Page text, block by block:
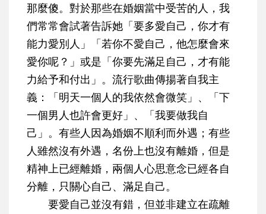
那麼傻。對於那些在婚姻當中受苦的人，我
們常常會試著告訴她「要多愛自己，你才有
能力愛別人」「若你不愛自己，他怎麼會來
愛你呢？」或是「你要先滿足自己，才有能
力給予和付出」。流行歌曲傳揚著自我主
義：「明天一個人的我依然會微笑」、「下
一個男人也許會更好」、「我要做我自
己」。有些人因為婚姻不順利而外遇；有些
人雖然沒有外遇，名份上也沒有離婚，但是
精神上已經離婚，兩個人心思意念已經各自
分離，只關心自己、滿足自己。
要愛自己並沒有錯，但並非建立在疏離